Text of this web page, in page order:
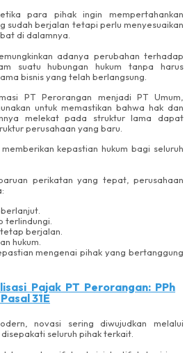
para pihak ingin mempertahankan
sudah berjalan tetapi perlu menyesuaikan
di dalamnya.
adanya perubahan terhadap
suatu hubungan hukum tanpa harus
bisnis yang telah berlangsung.
PT Perorangan menjadi PT Umum,
untuk memastikan bahwa hak dan
melekat pada struktur lama dapat
perusahaan yang baru.
kepastian hukum bagi seluruh
perikatan yang tepat, perusahaan
terlindungi.
berjalan.
hukum.
mengenai pihak yang bertanggung
Pajak PT Perorangan: PPh
31E
novasi sering diwujudkan melalui
seluruh pihak terkait.